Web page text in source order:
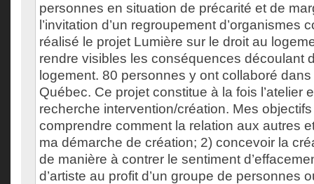
personnes en situation de précarité et de
l’invitation d’un regroupement d’organismes
réalisé le projet Lumière sur le droit au
rendre visibles les conséquences découlant
logement. 80 personnes y ont collaboré
Québec. Ce projet constitue à la fois l’atelier
recherche intervention/création. Mes
comprendre comment la relation aux autres
ma démarche de création; 2) concevoir la
de manière à contrer le sentiment
d’artiste au profit d’un groupe de personnes